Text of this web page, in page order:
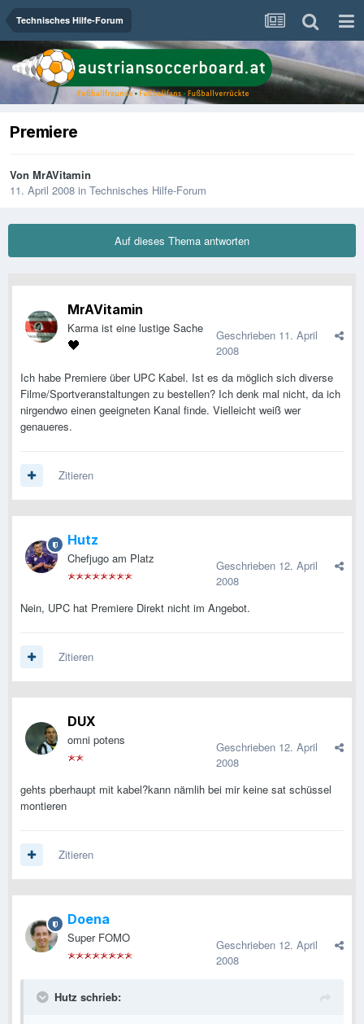
Technisches Hilfe-Forum
Premiere
Von MrAVitamin
11. April 2008 in Technisches Hilfe-Forum
Auf dieses Thema antworten
MrAVitamin
Karma ist eine lustige Sache Geschrieben 11. April
2008
Ich habe Premiere über UPC Kabel. Ist es da möglich sich diverse
Filme/Sportveranstaltungen zu bestellen? Ich denk mal nicht, da ich
nirgendwo einen geeigneten Kanal finde. Vielleicht weiß wer
genaueres.
Zitieren
Hutz
Chefjugo am Platz Geschrieben 12. April
2008
Nein, UPC hat Premiere Direkt nicht im Angebot.
Zitieren
DUX
omni potens Geschrieben 12. April
2008
gehts pberhaupt mit kabel?kann nämlih bei mir keine sat schüssel
montieren
Zitieren
Doena
Super FOMO Geschrieben 12. April
2008
Hutz schrieb: